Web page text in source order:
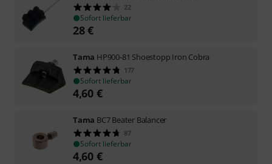
22
Sofort lieferbar
28€
Tama HP900-81 Shoestopp Iron Cobra
177
Sofort lieferbar
4,60 €
Tama BC7 Beater Balancer
87
Sofort lieferbar
4,60 €